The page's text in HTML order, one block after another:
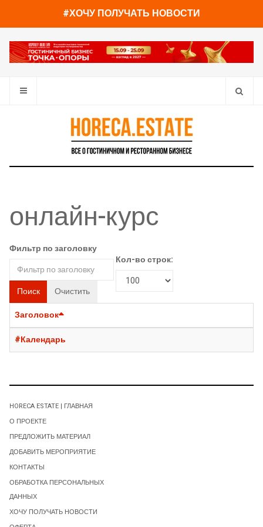
#ХОЧУ ПОЛУЧАТЬ НОВОСТИ
онлайн-курс
Фильтр по заголовку
Поиск Очистить
Кол-во строк:
Заголовок
#Календарь
HORECA ESTATE | ГЛАВНАЯ
О ПРОЕКТЕ
ПРЕДЛОЖИТЬ МАТЕРИАЛ
ДОБАВИТЬ МЕРОПРИЯТИЕ
КОНТАКТЫ
ОБРАБОТКА ПЕРСОНАЛЬНЫХ
ДАННЫХ
ХОЧУ ПОЛУЧАТЬ НОВОСТИ